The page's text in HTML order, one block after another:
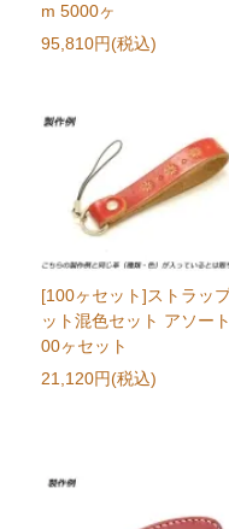
m 5000ヶ
95,810円(税込)
[100ヶセット]ストラッ
ット混色セット アソー
00ヶセット
21,120円(税込)